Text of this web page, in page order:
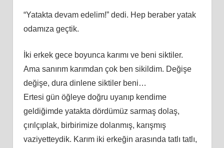
“Yatakta devam edelim!” dedi. Hep beraber yatak
odamıza geçtik.
İki erkek gece boyunca karımı ve beni siktiler.
Ama sanırım karımdan çok ben sikildim. Değişe
değişe, dura dinlene siktiler beni…
Ertesi gün öğleye doğru uyanıp kendime
geldiğimde yatakta dördümüz sarmaş dolaş,
çırılçıplak, birbirimize dolanmış, karışmış
vaziyetteydik. Karım iki erkeğin arasında tatlı tatlı,